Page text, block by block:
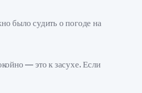
было судить о погоде на
— это к засухе. Если